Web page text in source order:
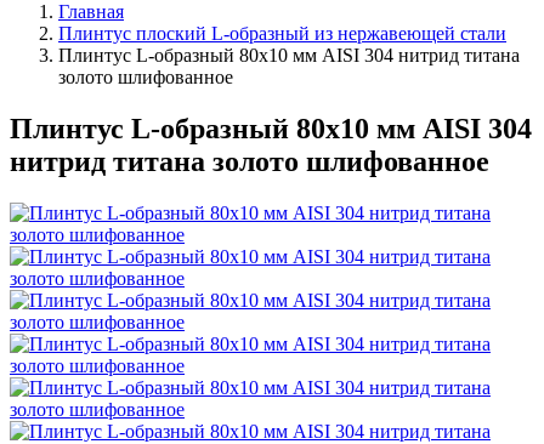
Главная
Плинтус плоский L-образный из нержавеющей стали
Плинтус L-образный 80х10 мм AISI 304 нитрид титана
золото шлифованное
Плинтус L-образный 80х10 мм AISI 304
нитрид титана золото шлифованное